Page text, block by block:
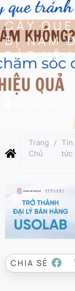
CẤY
BỊ NÁM
BẢO VỆ
Đăng bởi Bác Sĩ
Trang
Chủ
/ Tin
tức
CHIA SẺ